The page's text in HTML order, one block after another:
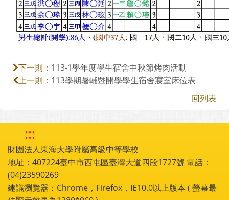
下一則： 113-1學年度學生宿舍中秋節烤肉活動
上一則： 113學期暑輔暨開學學生宿舍寢室床位表
回列表
:::
財團法人東海大學附屬高級中等學校
地址：407224臺中市西屯區臺灣大道四段1727號 電話：
(04)23590269
建議瀏覽器：Chrome，Firefox，IE10.0以上版本 ( 螢幕最